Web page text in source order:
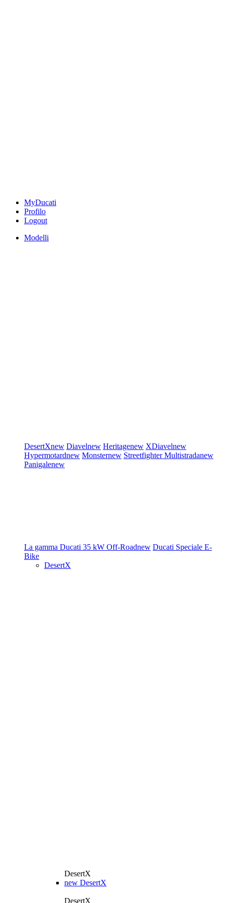
MyDucati
Profilo
Logout
Modelli
DesertXnew Diavelnew Heritagenew XDiavelnew
Hypermotardnew Monsternew StreetfighterMultistradanew
Panigalenew
La gamma Ducati 35 kW Off-Roadnew Ducati Speciale E-
Bike
DesertX
DesertX
new DesertX
DesertX